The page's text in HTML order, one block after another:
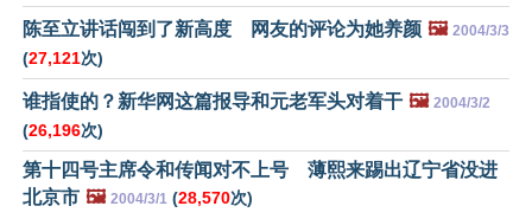
陈至立讲话闯到了新高度 网友的评论为她养颜 🖼️ 2004/3/3
(27,121次)
谁指使的？新华网这篇报导和元老军头对着干 🖼️ 2004/3/2
(26,196次)
第十四号主席令和传闻对不上号 薄熙来踢出辽宁省没进
北京市 🖼️ 2004/3/1 (28,570次)